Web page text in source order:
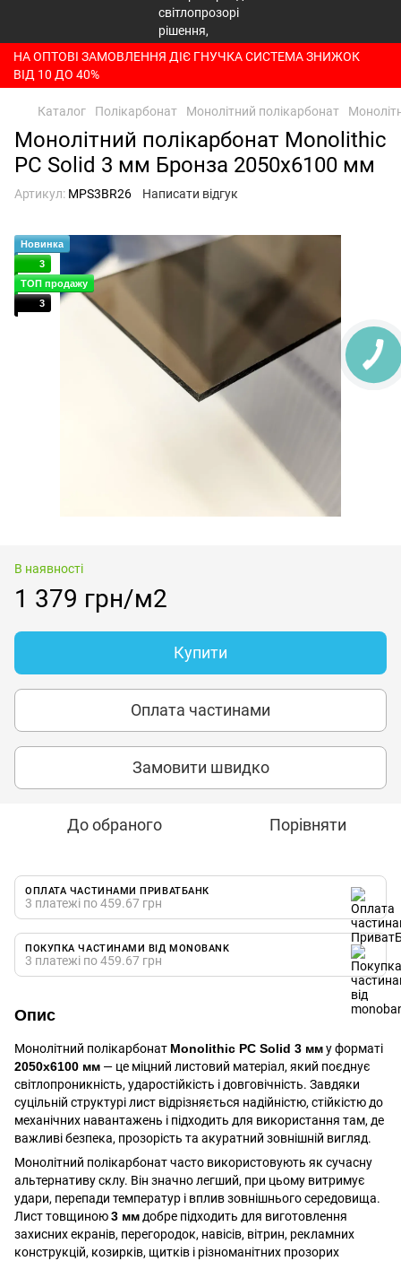
НА ОПТОВІ ЗАМОВЛЕННЯ ДІЄ ГНУЧКА СИСТЕМА ЗНИЖОК
ВІД 10 ДО 40%
Каталог Полікарбонат Монолітний полікарбонат
Монолітний полікарбонат Monolithic
PC Solid 3 мм Бронза 2050x6100 мм
Артикул: MPS3BR26 Написати відгук
Новинка
3
ТОП продажу
3
В наявності
1 379 грн/м2
Купити
Оплата частинами
Замовити швидко
До обраного Порівняти
ОПЛАТА ЧАСТИНАМИ ПРИВАТБАНК
3 платежі по 459.67 грн
ПОКУПКА ЧАСТИНАМИ ВІД MONOBANK
3 платежі по 459.67 грн
Опис
Монолітний полікарбонат Monolithic PC Solid 3 мму форматі
2050x6100 мм — це міцний листовий матеріал, який поєднує
світлопроникність, ударостійкість і довговічність. Завдяки
суцільній структурі лист відрізняється надійністю, стійкістю до
механічних навантажень і підходить для використання там, де
важливі безпека, прозорість та акуратний зовнішній вигляд.
Монолітний полікарбонат часто використовують як сучасну
альтернативу склу. Він значно легший, при цьому витримує
удари, перепади температур і вплив зовнішнього середовища.
Лист товщиною3 мм добре підходить для виготовлення
захисних екранів, перегородок, навісів, вітрин, рекламних
конструкцій, козирків, щитків і різноманітних прозорих